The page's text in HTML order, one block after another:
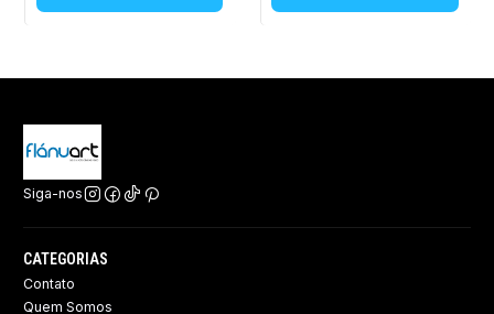
Siga-nos
CATEGORIAS
Contato
Quem Somos